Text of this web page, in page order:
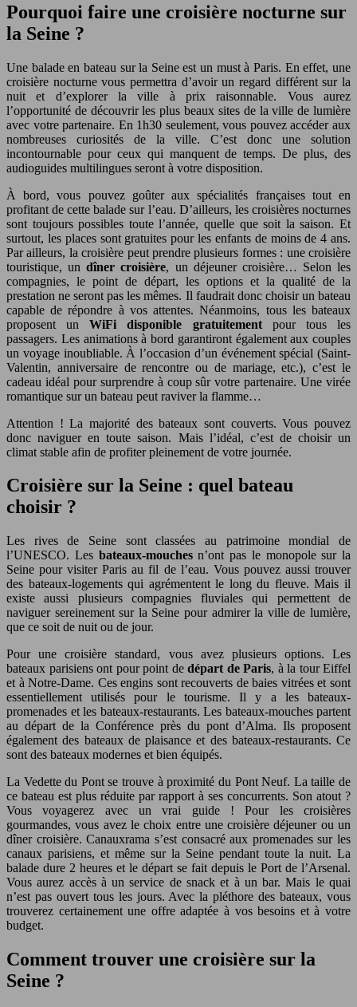
Pourquoi faire une croisière nocturne sur
la Seine ?
Une balade en bateau sur la Seine est un must à Paris. En effet, une
croisière nocturne vous permettra d’avoir un regard différent sur la
nuit et d’explorer la ville à prix raisonnable. Vous aurez
l’opportunité de découvrir les plus beaux sites de la ville de lumière
avec votre partenaire. En 1h30 seulement, vous pouvez accéder aux
nombreuses curiosités de la ville. C’est donc une solution
incontournable pour ceux qui manquent de temps. De plus, des
audioguides multilingues seront à votre disposition.
À bord, vous pouvez goûter aux spécialités françaises tout en
profitant de cette balade sur l’eau. D’ailleurs, les croisières nocturnes
sont toujours possibles toute l’année, quelle que soit la saison. Et
surtout, les places sont gratuites pour les enfants de moins de 4 ans.
Par ailleurs, la croisière peut prendre plusieurs formes : une croisière
touristique, undîner croisière, un déjeuner croisière… Selon les
compagnies, le point de départ, les options et la qualité de la
prestation ne seront pas les mêmes. Il faudrait donc choisir un bateau
capable de répondre à vos attentes. Néanmoins, tous les bateaux
proposent unWiFi disponible gratuitementpour tous les
passagers. Les animations à bord garantiront également aux couples
un voyage inoubliable. À l’occasion d’un événement spécial (Saint-
Valentin, anniversaire de rencontre ou de mariage, etc.), c’est le
cadeau idéal pour surprendre à coup sûr votre partenaire. Une virée
romantique sur un bateau peut raviver la flamme…
Attention ! La majorité des bateaux sont couverts. Vous pouvez
donc naviguer en toute saison. Mais l’idéal, c’est de choisir un
climat stable afin de profiter pleinement de votre journée.
Croisière sur la Seine : quel bateau
choisir ?
Les rives de Seine sont classées au patrimoine mondial de
l’UNESCO. Les bateaux-mouchesn’ont pas le monopole sur la
Seine pour visiter Paris au fil de l’eau. Vous pouvez aussi trouver
des bateaux-logements qui agrémentent le long du fleuve. Mais il
existe aussi plusieurs compagnies fluviales qui permettent de
naviguer sereinement sur la Seine pour admirer la ville de lumière,
que ce soit de nuit ou de jour.
Pour une croisière standard, vous avez plusieurs options. Les
bateaux parisiens ont pour point de départ de Paris, à la tour Eiffel
et à Notre-Dame. Ces engins sont recouverts de baies vitrées et sont
essentiellement utilisés pour le tourisme. Il y a les bateaux-
promenades et les bateaux-restaurants. Les bateaux-mouches partent
au départ de la Conférence près du pont d’Alma. Ils proposent
également des bateaux de plaisance et des bateaux-restaurants. Ce
sont des bateaux modernes et bien équipés.
La Vedette du Pont se trouve à proximité du Pont Neuf. La taille de
ce bateau est plus réduite par rapport à ses concurrents. Son atout ?
Vous voyagerez avec un vrai guide ! Pour les croisières
gourmandes, vous avez le choix entre une croisière déjeuner ou un
dîner croisière. Canauxrama s’est consacré aux promenades sur les
canaux parisiens, et même sur la Seine pendant toute la nuit. La
balade dure 2 heures et le départ se fait depuis le Port de l’Arsenal.
Vous aurez accès à un service de snack et à un bar. Mais le quai
n’est pas ouvert tous les jours. Avec la pléthore des bateaux, vous
trouverez certainement une offre adaptée à vos besoins et à votre
budget.
Comment trouver une croisière sur la
Seine ?